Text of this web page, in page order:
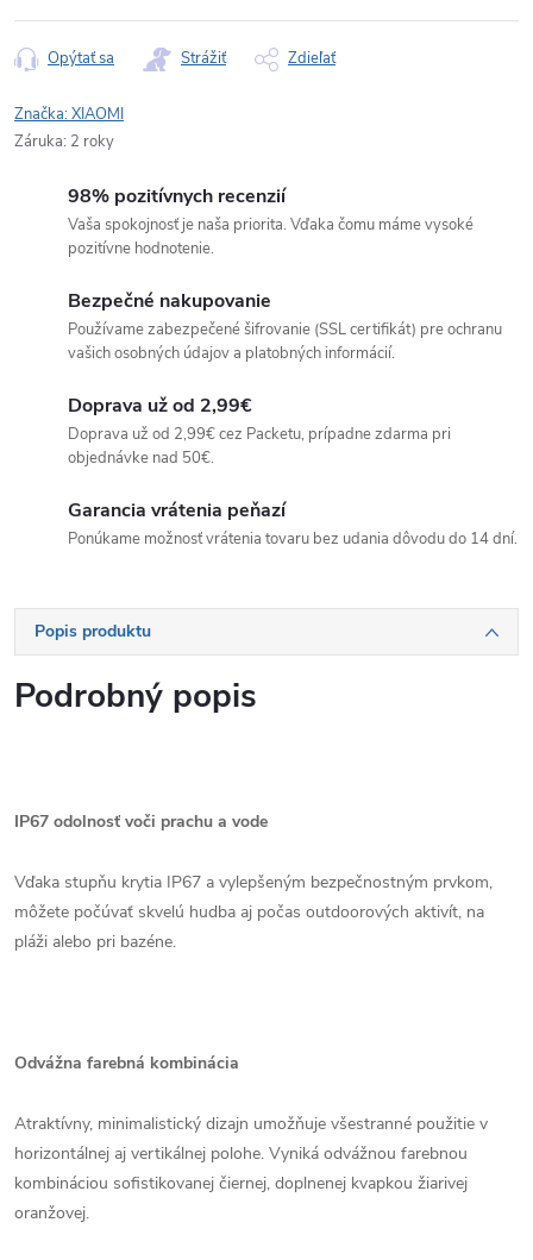
Opýtať sa Strážiť Zdieľať
Značka:XIAOMI
Záruka: 2 roky
98% pozitívnych recenzií
Vaša spokojnosť je naša priorita. Vďaka čomu máme vysoké
pozitívne hodnotenie.
Bezpečné nakupovanie
Používame zabezpečené šifrovanie (SSL certifikát) pre ochranu
vašich osobných údajov a platobných informácií.
Doprava už od 2,99€
Doprava už od 2,99€ cez Packetu, prípadne zdarma pri
objednávke nad 50€.
Garancia vrátenia peňazí
Ponúkame možnosť vrátenia tovaru bez udania dôvodu do 14 dní.
Popis produktu
Podrobný popis
IP67 odolnosť voči prachu a vode
Vďaka stupňu krytia IP67 a vylepšeným bezpečnostným prvkom,
môžete počúvať skvelú hudba aj počas outdoorových aktivít, na
pláži alebo pri bazéne.
Odvážna farebná kombinácia
Atraktívny, minimalistický dizajn umožňuje všestranné použitie v
horizontálnej aj vertikálnej polohe. Vyniká odvážnou farebnou
kombináciou sofistikovanej čiernej, doplnenej kvapkou žiarivej
oranžovej.